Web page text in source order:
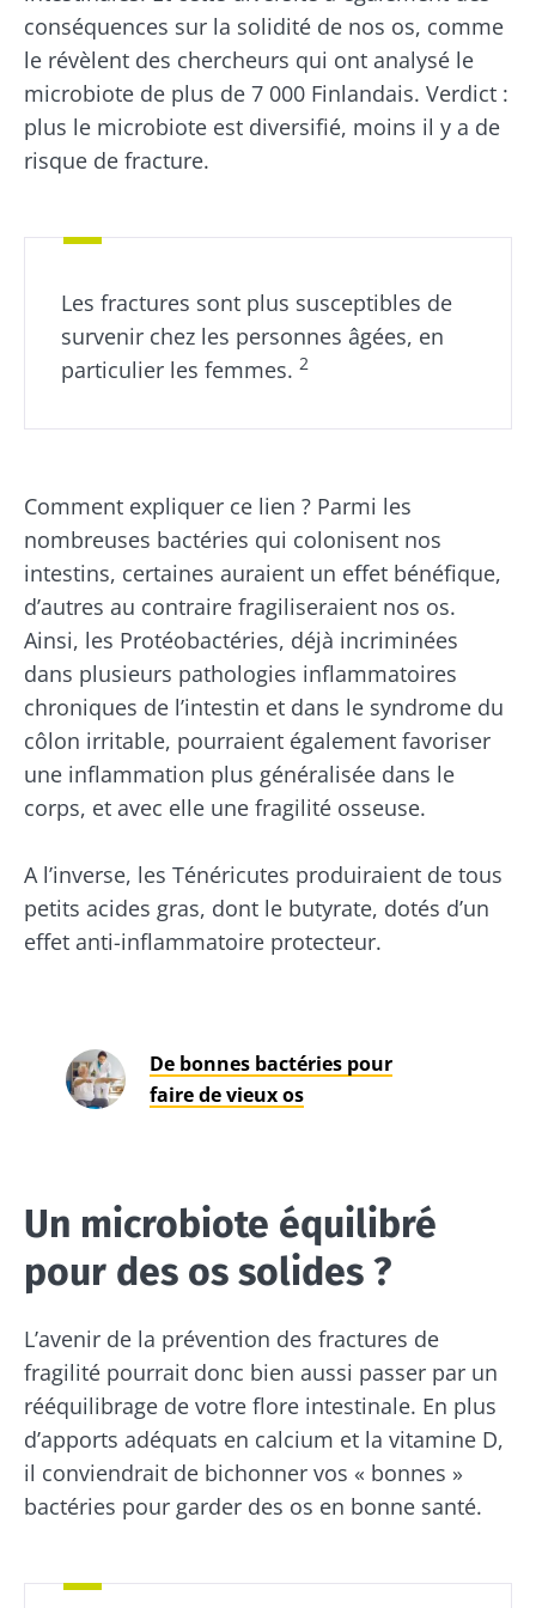
conséquences sur la solidité de nos os, comme
le révèlent des chercheurs qui ont analysé le
microbiote de plus de 7 000 Finlandais. Verdict :
plus le microbiote est diversifié, moins il y a de
risque de fracture.
Les fractures sont plus susceptibles de
survenir chez les personnes âgées, en
particulier les femmes. 2
Comment expliquer ce lien ? Parmi les
nombreuses bactéries qui colonisent nos
intestins, certaines auraient un effet bénéfique,
d’autres au contraire fragiliseraient nos os.
Ainsi, les Protéobactéries, déjà incriminées
dans plusieurs pathologies inflammatoires
chroniques de l’intestin et dans le syndrome du
côlon irritable, pourraient également favoriser
une inflammation plus généralisée dans le
corps, et avec elle une fragilité osseuse.
A l’inverse, les Ténéricutes produiraient de tous
petits acides gras, dont le butyrate, dotés d’un
effet anti-inflammatoire protecteur.
De bonnes bactéries pour
faire de vieux os
Un microbiote équilibré
pour des os solides ?
L’avenir de la prévention des fractures de
fragilité pourrait donc bien aussi passer par un
rééquilibrage de votre flore intestinale. En plus
d’apports adéquats en calcium et la vitamine D,
il conviendrait de bichonner vos « bonnes »
bactéries pour garder des os en bonne santé.
Ne partez pas si vite !
Rejoignez la communauté du microbiote et
recevez une fois par mois "The Essential"
pour rester au courant des dernières
actualités sur le microbiote.